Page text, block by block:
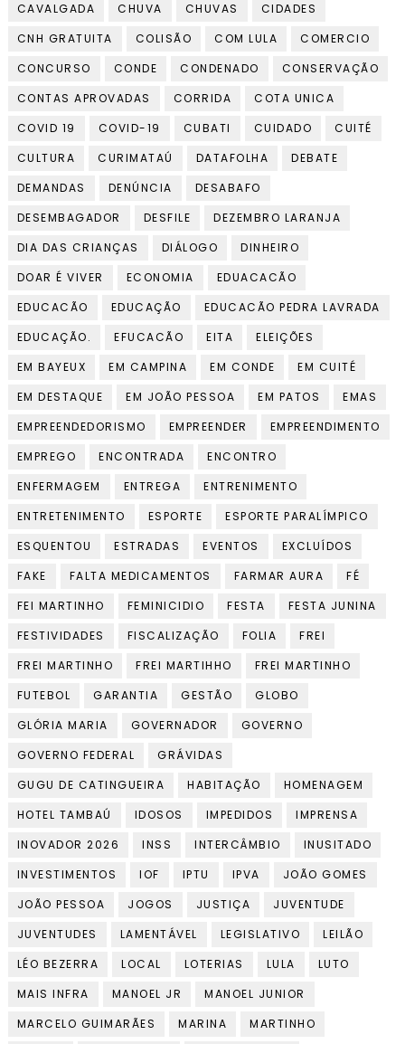
CAVALGADA
CHUVA CHUVAS
CIDADES
CNH GRATUITA
COLISÃO COM LULA
COMERCIO
CONCURSO
CONDE CONDENADO
CONSERVAÇÃO
CONTAS APROVADAS
CORRIDA
COTA UNICA
COVID 19
COVID-19 CUBATI CUIDADO
CUITÉ
CULTURA
CURIMATAÚ DATAFOLHA
DEBATE
DEMANDAS
DENÚNCIA
DESABAFO
DESEMBAGADOR
DESFILE
DEZEMBRO LARANJA
DIA DAS CRIANÇAS
DIÁLOGO
DINHEIRO
DOAR É VIVER
ECONOMIA
EDUACACÃO
EDUCACÃO
EDUCAÇÃO
EDUCACÃO PEDRA LAVRADA
EDUCAÇÃO.
EFUCACÃO EITA
ELEIÇÕES
EM BAYEUX
EM CAMPINA EM CONDE
EM CUITÉ
EM DESTAQUE
EM JOÃO PESSOA EM PATOS
EMAS
EMPREENDEDORISMO
EMPREENDER
EMPREENDIMENTO
EMPREGO
ENCONTRADA
ENCONTRO
ENFERMAGEM
ENTREGA
ENTRENIMENTO
ENTRETENIMENTO
ESPORTE
ESPORTE PARALÍMPICO
ESQUENTOU
ESTRADAS EVENTOS
EXCLUÍDOS
FAKE
FALTA MEDICAMENTOS FARMAR AURA
FÉ
FEI MARTINHO
FEMINICIDIO FESTA
FESTA JUNINA
FESTIVIDADES
FISCALIZAÇÃO FOLIA
FREI
FREI MARTINHO
FREI MARTIHHO
FREI MARTINHO
FUTEBOL
GARANTIA GESTÃO
GLOBO
GLÓRIA MARIA
GOVERNADOR
GOVERNO
GOVERNO FEDERAL
GRÁVIDAS
GUGU DE CATINGUEIRA
HABITAÇÃO
HOMENAGEM
HOTEL TAMBAÚ
IDOSOS IMPEDIDOS
IMPRENSA
INOVADOR 2026
INSS INTERCÂMBIO
INUSITADO
INVESTIMENTOS
IOF IPTU IPVA
JOÃO GOMES
JOÃO PESSOA
JOGOS JUSTIÇA
JUVENTUDE
JUVENTUDES
LAMENTÁVEL LEGISLATIVO
LEILÃO
LÉO BEZERRA
LOCAL LOTERIAS LULA
LUTO
MAIS INFRA
MANOEL JR
MANOEL JUNIOR
MARCELO GUIMARÃES
MARINA
MARTINHO